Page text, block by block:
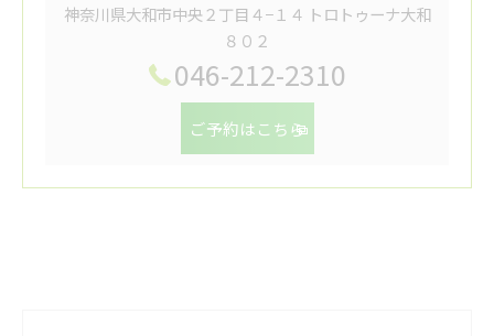
神奈川県大和市中央２丁目４−１４ トロトゥーナ大和
８０２
046-212-2310
ご予約はこちら